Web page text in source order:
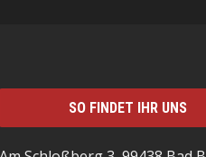
SO FINDET IHR UNS